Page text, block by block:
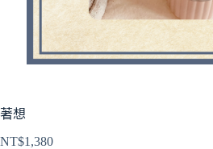
著想
NT$1,380